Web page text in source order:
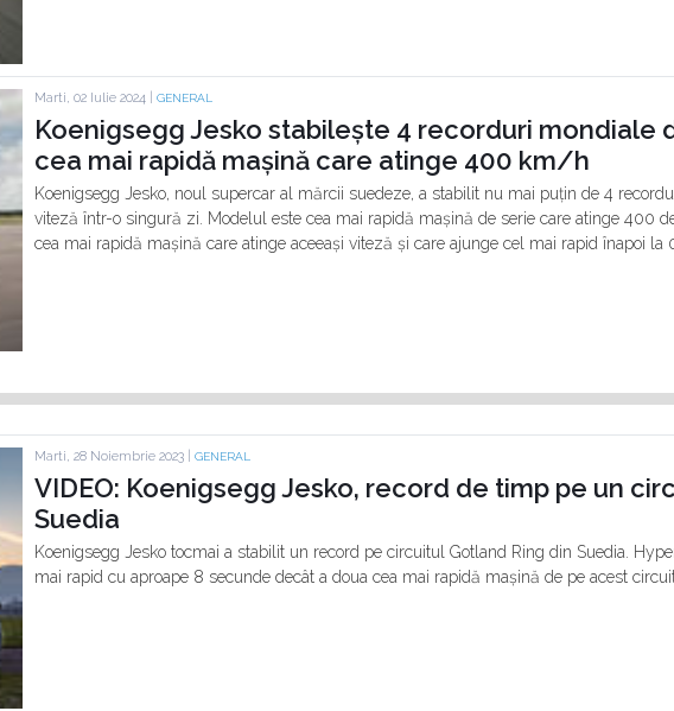
Marti, 02 Iulie 2024 | GENERAL
Koenigsegg Jesko stabilește 4 recorduri mondiale
cea mai rapidă mașină care atinge 400 km/h
Koenigsegg Jesko, noul supercar al mărcii suedeze, a stabilit nu mai puțin de 4
viteză într-o singură zi. Modelul este cea mai rapidă mașină de serie care atinge 400
cea mai rapidă mașină care atinge aceeași viteză și care ajunge cel mai rapid înapoi la
Marti, 28 Noiembrie 2023 | GENERAL
VIDEO: Koenigsegg Jesko, record de timp pe un
Suedia
Koenigsegg Jesko tocmai a stabilit un record pe circuitul Gotland Ring din Suedia.
mai rapid cu aproape 8 secunde decât a doua cea mai rapidă mașină de pe acest